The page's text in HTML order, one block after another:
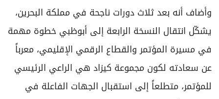
وأضاف أنه بعد ثلاث دورات ناجحة في مملكة البحرين،
يشكّل انتقال النسخة الرابعة إلى أبوظبي خطوة مهمة
في مسيرة المؤتمر والقطاع الرقمي الإقليمي، معرباً
عن سعادته لكون مجموعة كيزاد هي الراعي الرئيسي
للمؤتمر، متطلعاً إلى استقبال الجهات الفاعلة في